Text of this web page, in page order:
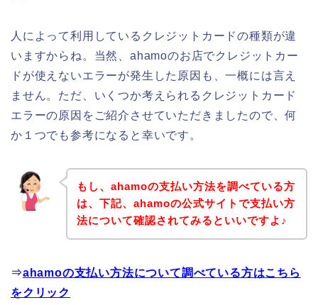
人によって利用しているクレジットカードの種類が違
いますからね。当然、ahamoのお店でクレジットカー
ドが使えないエラーが発生した原因も、一概には言え
ません。ただ、いくつか考えられるクレジットカード
エラーの原因をご紹介させていただきましたので、何
か１つでも参考になると幸いです。
もし、ahamoの支払い方法を調べている方
は、下記、ahamoの公式サイトで支払い方
法について確認されてみるといいですよ♪
⇒ahamoの支払い方法について調べている方はこちら
をクリック